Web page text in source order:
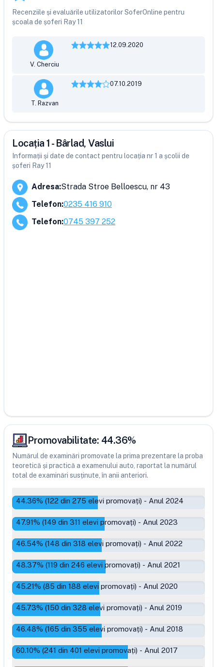
Recenziile și evaluările utilizatorilor SoferOnline pentru
școala de șoferi Ray 11
V. Cherciu
12.09.2020
T. Razvan
07.10.2019
Locația 1 - Bârlad, Vaslui
Informații și date de contact pentru locația nr 1 a școlii de
șoferi Ray 11
Adresa:Strada Stroe Belloescu, nr 43
Telefon:0235 416 910
Telefon:0745 397 252
Promovabilitate: 44.36%
Numărul de examinări promovate la prima prezentare la proba
teoretică și practică a examenului auto, raportat la numărul
total de examinări susținute, în anii anteriori.
44.36% (122 din 275 elevi promovați) - Anul 2024
47.91% (149 din 311 elevi promovați) - Anul 2023
46.54% (148 din 318 elevi promovați) - Anul 2022
48.37% (119 din 246 elevi promovați) - Anul 2021
45.21% (85 din 188 elevi promovați) - Anul 2020
45.73% (150 din 328 elevi promovați) - Anul 2019
46.48% (165 din 355 elevi promovați) - Anul 2018
60.10% (241 din 401 elevi promovați) - Anul 2017